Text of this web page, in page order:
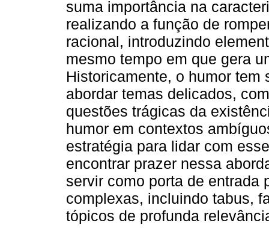
suma importância na
realizando a função de
racional, introduzindo
mesmo tempo em que gera
Historicamente, o humor
abordar temas delicados,
questões trágicas da
humor em contextos
estratégia para lidar com
encontrar prazer nessa
servir como porta de entrada
complexas, incluindo tabus,
tópicos de profunda